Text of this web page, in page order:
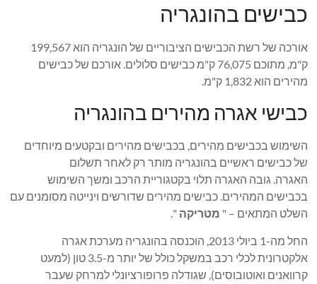
כבישים בהונגריה
אורכה של רשת הכבישים הציבוריים של הונגריה הוא 199,567
ק"מ, מתוכם 76,075 ק"מ כבישים סלולים. אורכם של כבישים
מהירים הוא 1,832 ק"מ.
כבישי אגרה מהירים בהונגריה
השימוש בכבישים מהירים, בכבישים מהירים ובקטעים מיוחדים
של כבישים ראשיים בהונגריה מותר רק לאחר תשלום
האגרה. גובה האגרה תלוי בקטגוריית הרכב ומשך השימוש
בכבישים המהירים. כבישים מהירים שדורשים וינייטה מסומנים עם
השלט המתאים – " מטריקה ".
החל מה-1 ביולי 2013, הוכנסה בהונגריה מערכת אגרה
אלקטרונית לכלי רכב במשקל כולל של יותר מ-3.5 טון (למעט
קרוואנים ואוטובוסים), שגודלה פרופורציונלי למרחק שעבר